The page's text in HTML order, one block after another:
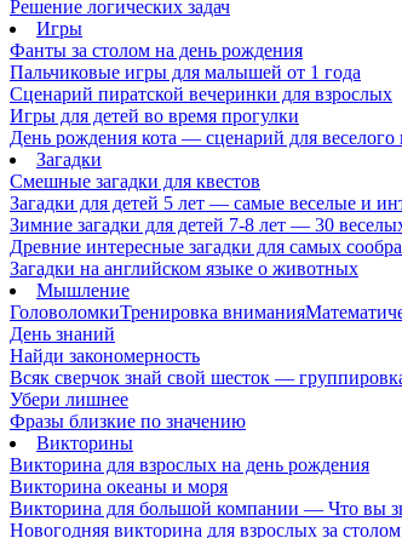
Решение логических задач
Игры
Фанты за столом на день рождения
Пальчиковые игры для малышей от 1 года
Сценарий пиратской вечеринки для взрослых
Игры для детей во время прогулки
День рождения кота — сценарий для веселого
Загадки
Смешные загадки для квестов
Загадки для детей 5 лет — самые веселые и
Зимние загадки для детей 7-8 лет — 30
Древние интересные загадки для самых
Загадки на английском языке о животных
Мышление
ГоловоломкиТренировка внимания
День знаний
Найди закономерность
Всяк сверчок знай свой шесток —
Убери лишнее
Фразы близкие по значению
Викторины
Викторина для взрослых на день рождения
Викторина океаны и моря
Викторина для большой компании — Что вы
Новогодняя викторина для взрослых за столом